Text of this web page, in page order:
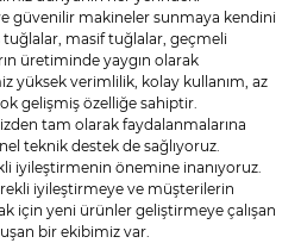
güvenilir makineler sunmaya kendini
tuğlalar, masif tuğlalar, geçmeli
üretiminde yaygın olarak
yüksek verimlilik, kolay kullanım, az
gelişmiş özelliğe sahiptir.
tam olarak faydalanmalarına
teknik destek de sağlıyoruz.
iyileştirmenin önemine inanıyoruz.
iyileştirmeye ve müşterilerin
için yeni ürünler geliştirmeye çalışan
bir ekibimiz var.